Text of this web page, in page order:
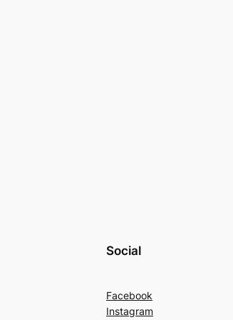
Social
Facebook
Instagram